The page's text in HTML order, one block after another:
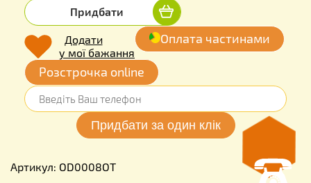
Придбати
Додати
у мої бажання
Оплата частинами
Розстрочка online
Артикул: OD0008OT